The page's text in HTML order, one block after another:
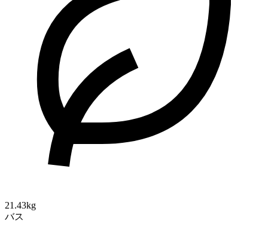
21.43kg
バス